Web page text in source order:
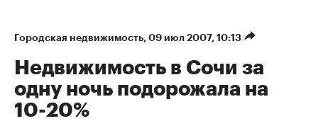
Городская недвижимость⁠, 09 июл 2007, 10:13
Недвижимость в Сочи за
одну ночь подорожала на
10-20%